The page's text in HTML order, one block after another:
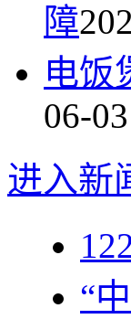
障
电饭
06-03
进入新
“